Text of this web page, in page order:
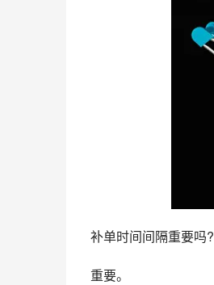
补单时间间隔重要吗?
重要。